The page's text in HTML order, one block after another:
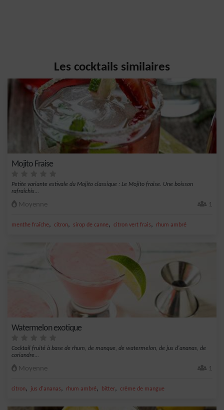
Les cocktails similaires
Mojito Fraise
Petite variante estivale du Mojito classique : Le Mojito fraise. Une boisson
rafraîchis...
Moyenne 1
menthe fraîche, citron, sirop de canne, citron vert frais, rhum ambré
Watermelon exotique
Cocktail fruité à base de rhum, de manque, de watermelon, de jus d'ananas, de
coriandre...
Moyenne 1
citron, jus d'ananas, rhum ambré, bitter, crème de mangue